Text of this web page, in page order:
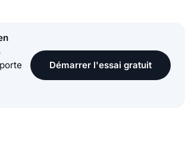
Démarrer l'essai gratuit